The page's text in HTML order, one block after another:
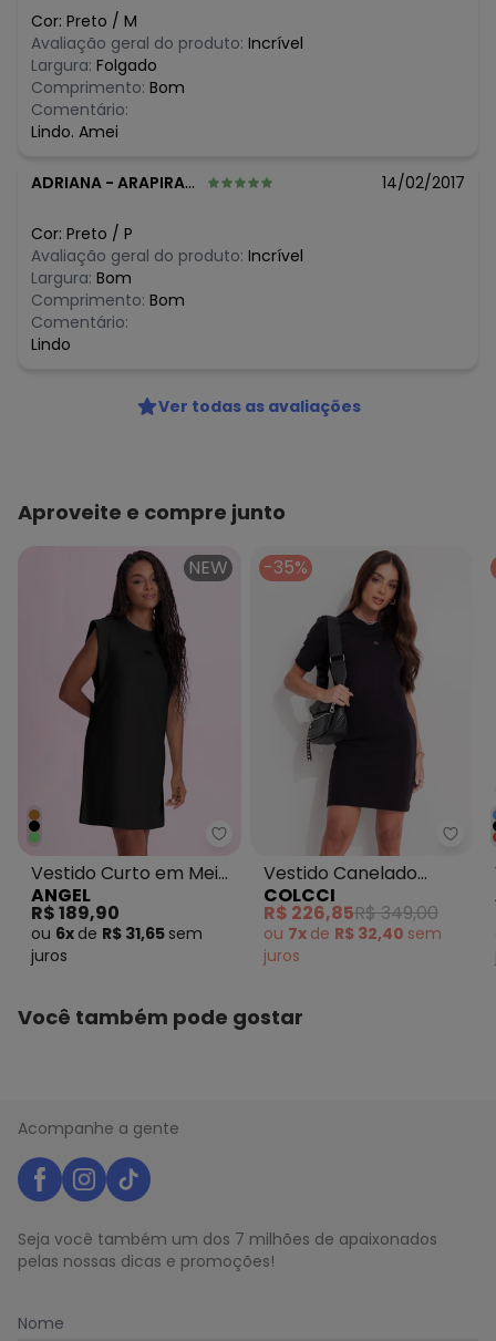
junho/2026
maio/2026
abril/2026
março/2026
fevereiro/2026
Cor: Preto / M
Avaliação geral do produto: Incrível
Largura: Folgado
Comprimento: Bom
Comentário:
Lindo. Amei
ADRIANA - ARAPIRACA - AL 14/02/2017
Cor: Preto / P
Avaliação geral do produto: Incrível
Largura: Bom
Comprimento: Bom
Comentário:
Lindo
Ver todas as avaliações
Aproveite e compre junto
NEW
Angel - Vestido Curto em Meia
Vestido Curto em Meia
Malha Preto
ANGEL
R$ 189,90
ou 6x de R$ 31,65 sem
juros
-35%
Vestido Canelado
Preto
COLCCI
R$ 226,85R$ 349,00
ou 7x de R$ 32,40 sem
juros
Você também pode gostar
Acompanhe a gente
Seja você também um dos 7 milhões de apaixonados
pelas nossas dicas e promoções!
Nome